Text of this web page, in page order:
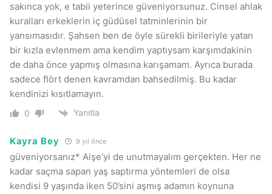
sakınca yok, e tabii yeterince güveniyorsunuz. Cinsel ahlak
kuralları erkeklerin iç güdüsel tatminlerinin bir
yansımasıdır. Şahsen ben de öyle sürekli birileriyle yatan
bir kızla evlenmem ama kendim yaptıysam karşımdakinin
de daha önce yapmış olmasına karışamam. Ayrıca burada
sadece flört denen kavramdan bahsedilmiş. Bu kadar
kendinizi kısıtlamayın.
0 Yanıtla
Kayra Bey 9 yıl önce
güveniyorsanız* Aişe’yi de unutmayalım gerçekten. Her ne
kadar saçma sapan yaş saptırma yöntemleri de olsa
kendisi 9 yaşında iken 50’sini aşmış adamın koynuna